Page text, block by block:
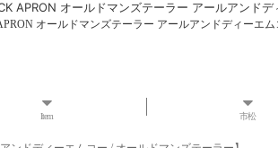
APRON オールドマンズテーラー アールアンド
オールドマンズテーラー アールアンドディーエ
Item 市松